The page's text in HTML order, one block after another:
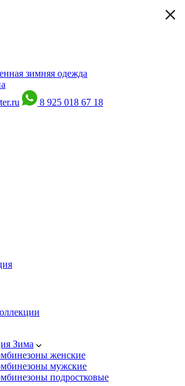
зимняя одежда
8 925 018 67 18
Зима
женские
мужские
подростковые